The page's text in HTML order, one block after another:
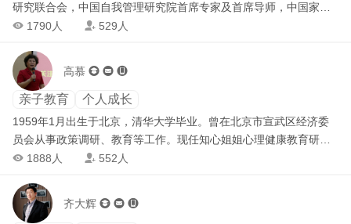
研究联合会，中国自我管理研究院首席专家及首席导师，中国家庭
教育知识传播激励计划讲师团金牌导师，国家级家庭教育课题主研
讲师团首席专家，国家职业技能鉴定所(四川)家庭教育专委会秘书
长，国家级示范高中优秀班主任。
 1790人 529人
高慕   
亲子教育 个人成长
1959年1月出生于北京，清华大学毕业。曾在北京市宣武区经济委
员会从事政策调研、教育等工作。现任知心姐姐心理健康教育研究
中心研究员、团中央《知心姐姐》杂志社心理健康教育全国巡回报
京、天津、河北、四川、山东等地做过四百余场家庭教育和儿童心
理健康教育的专题讲座，受到各地学校和家长的热烈欢迎。
 1888人 552人
齐大辉   